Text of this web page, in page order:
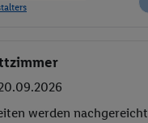
werden nachgereicht